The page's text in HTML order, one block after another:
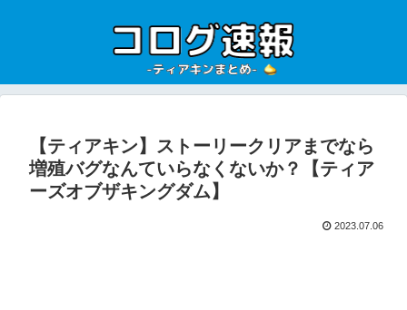
【ティアキン】ストーリークリアまでなら
増殖バグなんていらなくないか？【ティア
ーズオブザキングダム】
2023.07.06